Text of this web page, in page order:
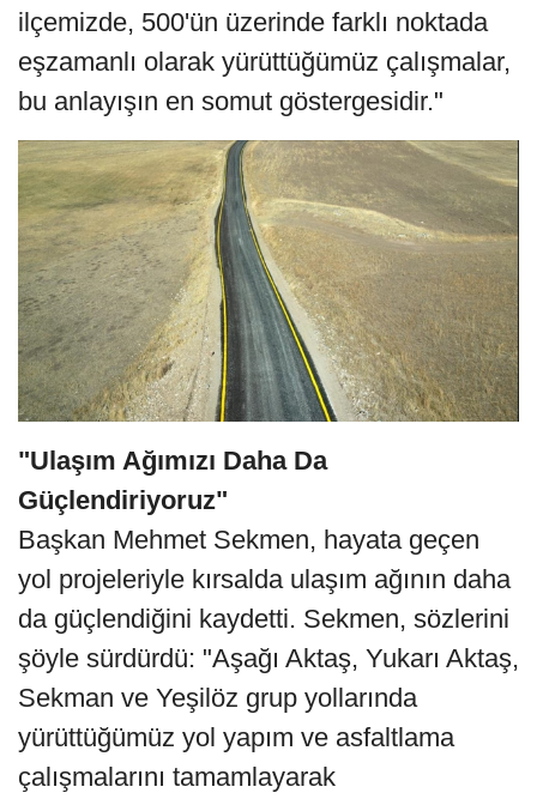
ilçemizde, 500'ün üzerinde farklı noktada
eşzamanlı olarak yürüttüğümüz çalışmalar,
bu anlayışın en somut göstergesidir."
"Ulaşım Ağımızı Daha Da
Güçlendiriyoruz"
Başkan Mehmet Sekmen, hayata geçen
yol projeleriyle kırsalda ulaşım ağının daha
da güçlendiğini kaydetti. Sekmen, sözlerini
şöyle sürdürdü: "Aşağı Aktaş, Yukarı Aktaş,
Sekman ve Yeşilöz grup yollarında
yürüttüğümüz yol yapım ve asfaltlama
çalışmalarını tamamlayarak